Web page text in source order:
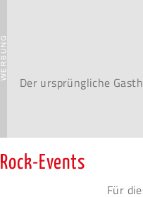
Der ursprüngliche
Rock-Events
Für